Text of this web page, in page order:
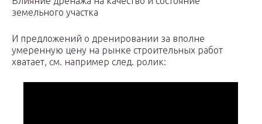
земельного участка
И предложений о дренировании за вполне
умеренную цену на рынке строительных работ
хватает, см. например след. ролик: